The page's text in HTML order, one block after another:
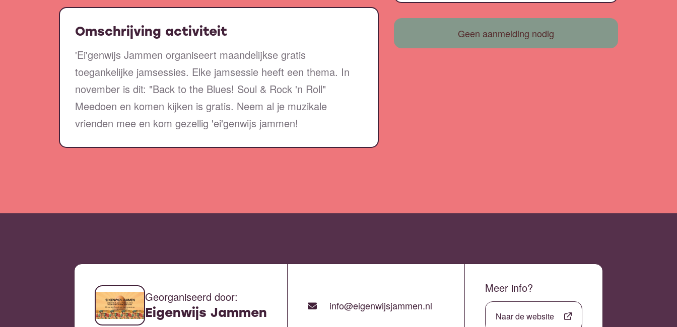
Omschrijving activiteit
'Ei'genwijs Jammen organiseert maandelijkse gratis
toegankelijke jamsessies. Elke jamsessie heeft een thema. In
november is dit: "Back to the Blues! Soul & Rock 'n Roll"
Meedoen en komen kijken is gratis. Neem al je muzikale
vrienden mee en kom gezellig 'ei'genwijs jammen!
Geen aanmelding nodig
Georganiseerd door:
Eigenwijs Jammen
info@eigenwijsjammen.nl
Meer info?
Naar de website